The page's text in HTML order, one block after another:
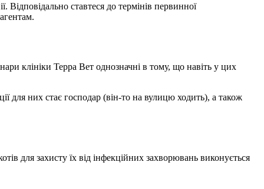
Відповідально ставтеся до термінів первинної
клініки Терра Вет однозначні в тому, що навіть у цих
для них стає господар (він-то на вулицю ходить), а також
для захисту їх від інфекційних захворювань виконується